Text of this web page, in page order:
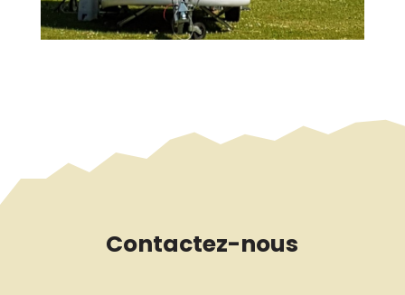
Contactez-nous